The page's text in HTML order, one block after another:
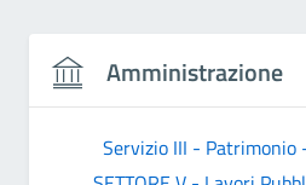
Amministrazione
Servizio III - Patrimonio